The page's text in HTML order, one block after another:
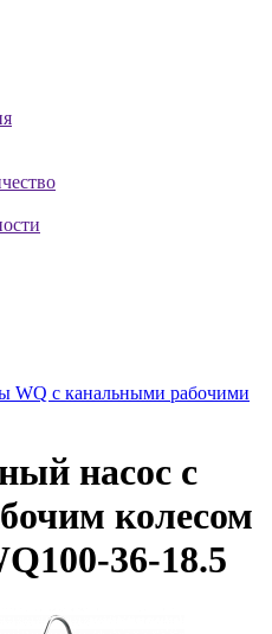
WQ с канальными рабочими
насос с
колесом
36-18.5